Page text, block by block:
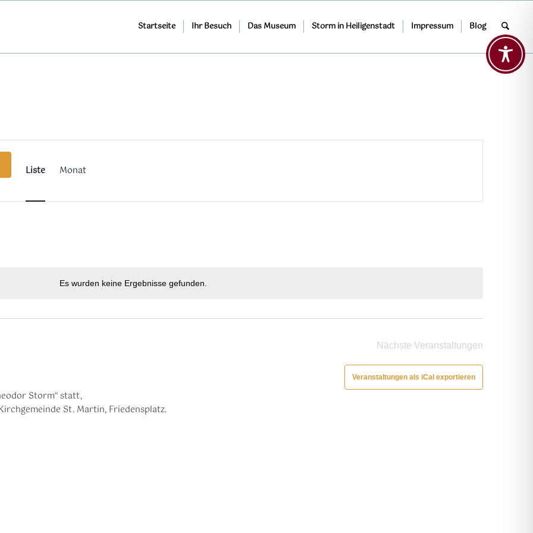
Startseite Ihr Besuch Das Museum Storm in Heiligenstadt Impressum Blog
Es wurden keine Ergebnisse gefunden.
Veranstaltung
Navigation
Liste Monat
Nächste Veranstaltungen
Veranstaltungen als iCal exportieren
Storm“ statt,
St. Martin, Friedensplatz.